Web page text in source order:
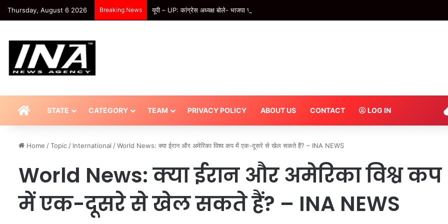
Thursday, August 6 2026 Breaking News यूपी – UP: कांग्रेस अध्यक्ष बोले- भाजपा चाहे जितनी रुकावटें पैदा करे, हर हाल में होगा “छात्रों की गूंज” कार्यक्रम – INA
HOMESTATE CATEGORY TEAM PRIVACY POLICY ABOUT US CONTACT LOG IN
Home /Topic / International /World News: क्या ईरान और अमेरिका विश्व कप में एक-दूसरे से खेल सकते हैं? – INA NEWS
World News: क्या ईरान और अमेरिका विश्व कप
में एक-दूसरे से खेल सकते हैं? – INA NEWS